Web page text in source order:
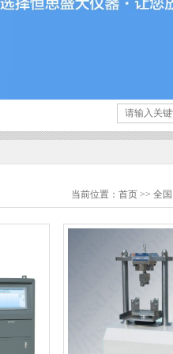
当前位置： 首页 >> 全国